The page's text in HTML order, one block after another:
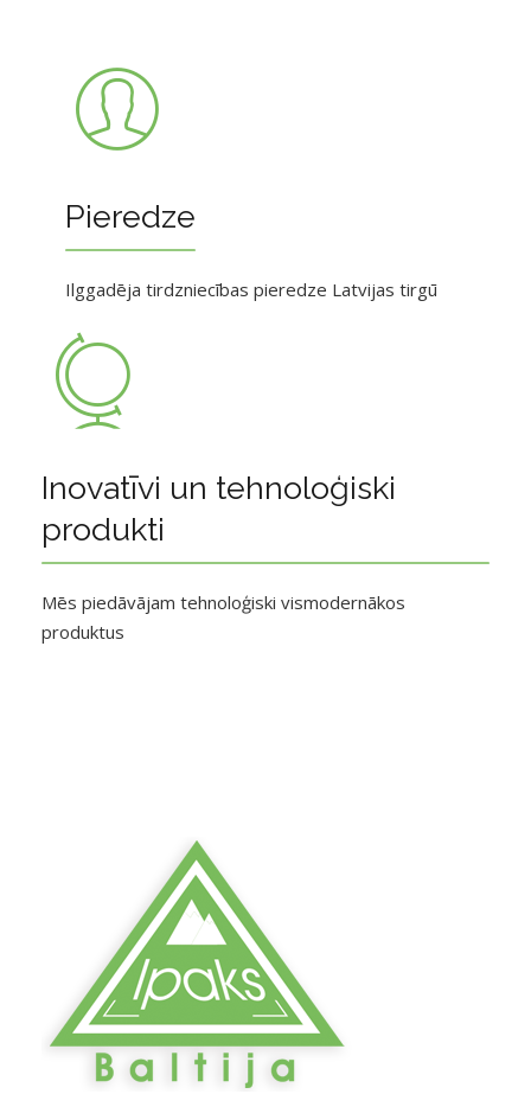
Pieredze
Ilggadēja tirdzniecības pieredze Latvijas tirgū
Inovatīvi un tehnoloģiski
produkti
Mēs piedāvājam tehnoloģiski vismodernākos
produktus